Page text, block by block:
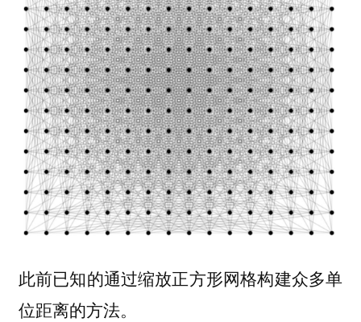
此前已知的通过缩放正方形网格构建众多单
位距离的方法。